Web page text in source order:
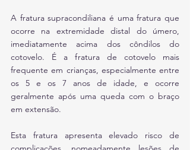
A fratura supracondiliana é uma fratura que
ocorre na extremidade distal do úmero,
imediatamente acima dos côndilos do
cotovelo. É a fratura de cotovelo mais
frequente em crianças, especialmente entre
os 5 e os 7 anos de idade, e ocorre
geralmente após uma queda com o braço
em extensão.
Esta fratura apresenta elevado risco de